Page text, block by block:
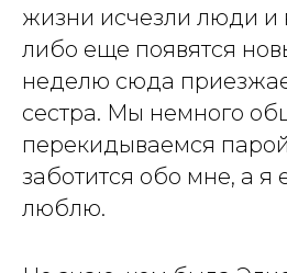
жизни исчезли люди и
либо еще появятся
неделю сюда
сестра. Мы немного
перекидываемся
заботится обо мне, а я
люблю.